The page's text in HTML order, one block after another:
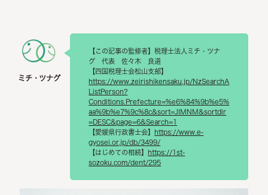
【この記事の監修者】税理士法人ミチ・ツナ
グ 代表 佐々木 良道
【四国税理士会松山支部】
https://www.zeirishikensaku.jp/NzSearchA
ListPerson?
Conditions.Prefecture=%e6%84%9b%e5%
aa%9b%e7%9c%8c&sort=JIMNM&sortdir
=DESC&page=6&Search=1
【愛媛県行政書士会】 https://www.e-
gyosei.or.jp/db/3499/
【はじめての相続】 https://1st-
sozoku.com/dent/295